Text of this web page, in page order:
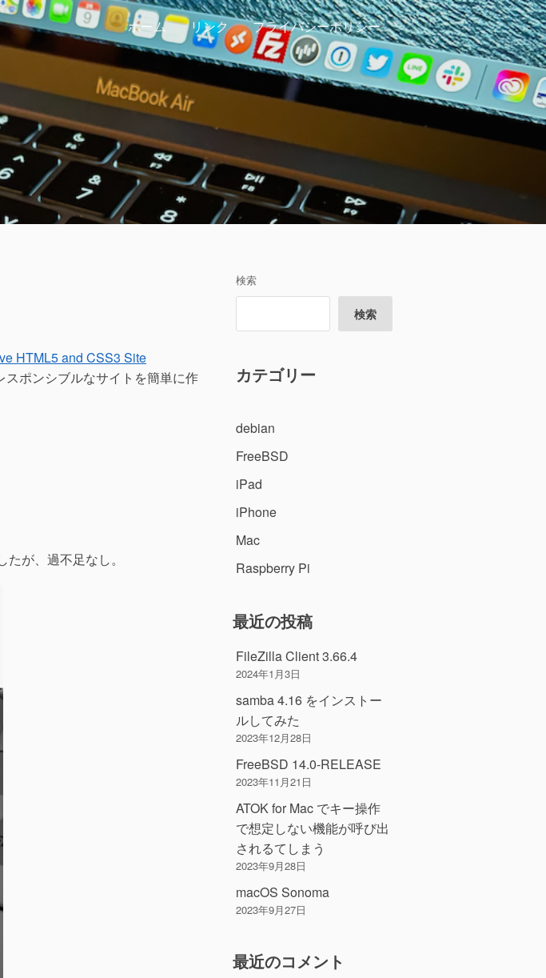
ホーム リンク プライバシーポリシー
HTML5 and CSS3 Site
ポンシブルなサイトを簡単に作
が、過不足なし。
検索
検索
カテゴリー
debian
FreeBSD
iPad
iPhone
Mac
Raspberry Pi
最近の投稿
FileZilla Client 3.66.4
2024年1月3日
samba 4.16 をインストー
ルしてみた
2023年12月28日
FreeBSD 14.0-RELEASE
2023年11月21日
ATOK for Mac でキー操作
で想定しない機能が呼び出
されるてしまう
2023年9月28日
macOS Sonoma
2023年9月27日
最近のコメント